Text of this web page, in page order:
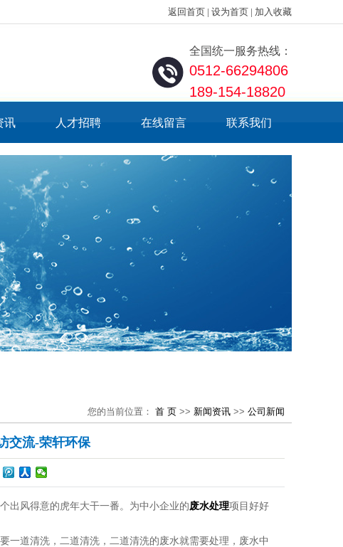
返回首页 | 设为首页 | 加入收藏
全国统一服务热线：
0512-66294806
189-154-18820
讯
闻
讯
绍
人才招聘 在线留言 联系我们
您的当前位置： 首 页 >> 新闻资讯 >> 公司新闻
交流-荣轩环保
出风得意的虎年大干一番。为中小企业的废水处理项目好好
道清洗，二道清洗，二道清洗的废水就需要处理，废水中